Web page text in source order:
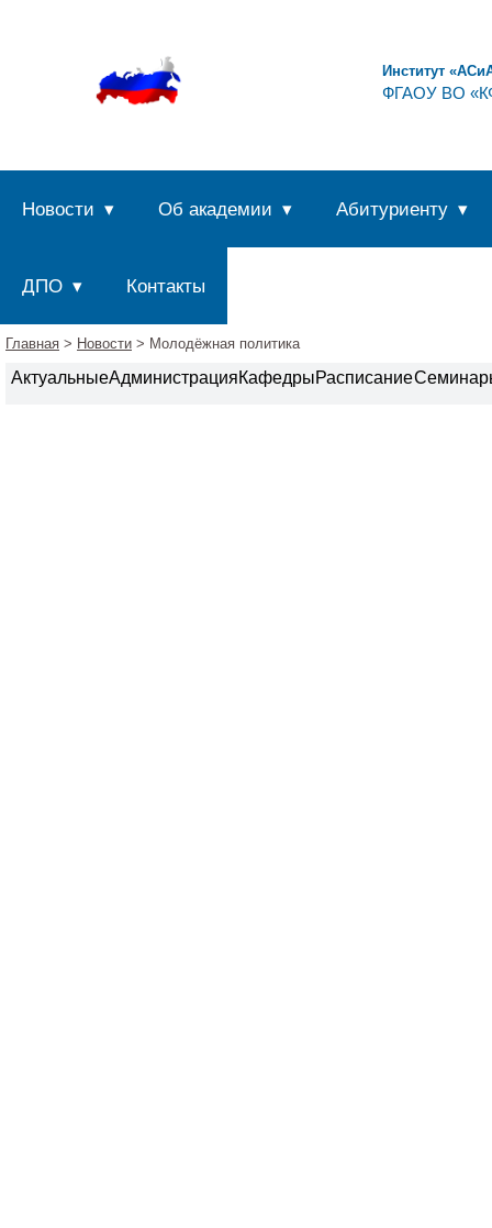
Институт
ФГАОУ ВО
Новости Об академии Абитуриенту
ДПО Контакты
Главная > Новости > Молодёжная политика
АктуальныеАдминистрацияКафедрыРасписание